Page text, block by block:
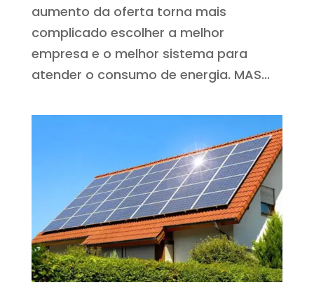
aumento da oferta torna mais
complicado escolher a melhor
empresa e o melhor sistema para
atender o consumo de energia. MAS...